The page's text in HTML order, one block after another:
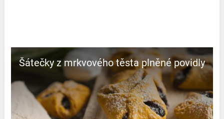
Šátečky z mrkvového těsta plněné povidly